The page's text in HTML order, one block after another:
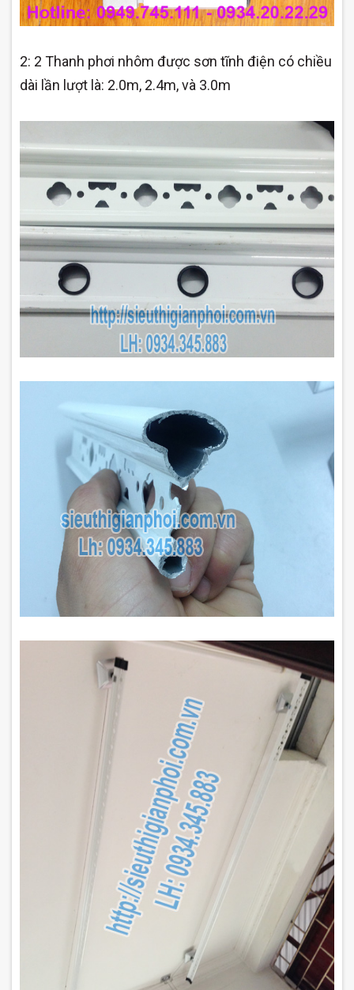
2: 2 Thanh phơi nhôm được sơn tĩnh điện có chiều
dài lần lượt là: 2.0m, 2.4m, và 3.0m